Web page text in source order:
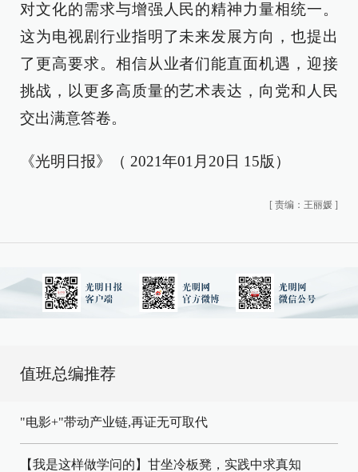
对文化的需求与增强人民的精神力量相统一。
这为电视剧行业指明了未来发展方向，也提出
了更高要求。相信从业者们能直面机遇，迎接
挑战，以更多高质量的艺术表达，向党和人民
交出满意答卷。
《光明日报》（ 2021年01月20日 15版）
[ 责编：王丽媛 ]
值班总编推荐
"电影+"带动产业链,再证无可取代
【我是这样做学问的】甘坐冷板凳，实践中求真知